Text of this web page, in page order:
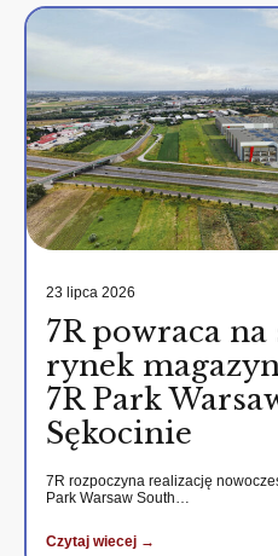
23 lipca 2026
7R powraca na
rynek
7R Park
Sękocinie
7R rozpoczyna realizację
Park Warsaw South…
Czytaj wiecej →